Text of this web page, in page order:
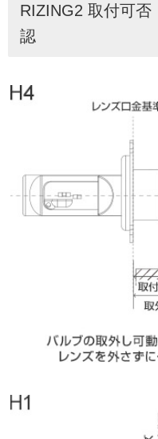
RIZING2 取付可否
認